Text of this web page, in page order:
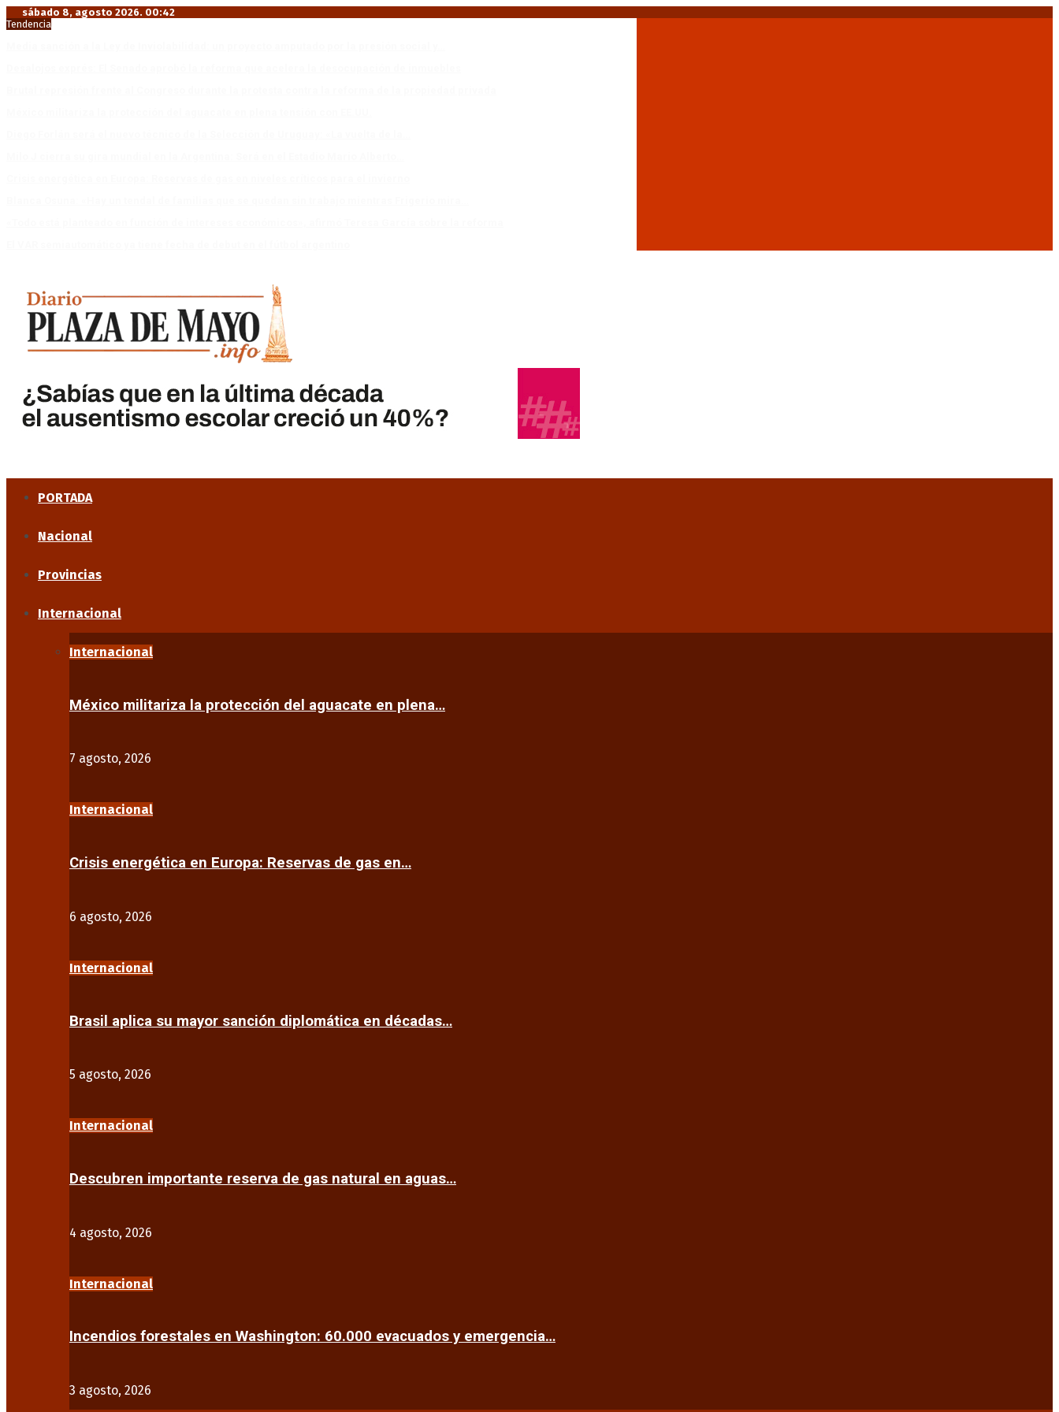
sábado 8, agosto 2026. 00:42
Tendencia
PORTADA
Nacional
Provincias
Internacional
Internacional
México militariza la protección del aguacate en plena…
7 agosto, 2026
Internacional
Crisis energética en Europa: Reservas de gas en…
6 agosto, 2026
Internacional
Brasil aplica su mayor sanción diplomática en décadas…
5 agosto, 2026
Internacional
Descubren importante reserva de gas natural en aguas…
4 agosto, 2026
Internacional
Incendios forestales en Washington: 60.000 evacuados y emergencia…
3 agosto, 2026